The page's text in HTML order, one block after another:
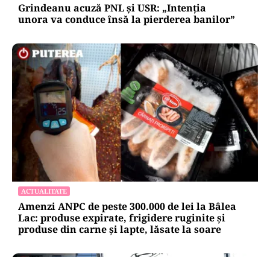
Grindeanu acuză PNL și USR: „Intenția
unora va conduce însă la pierderea banilor”
ACTUALITATE
Amenzi ANPC de peste 300.000 de lei la Bâlea
Lac: produse expirate, frigidere ruginite și
produse din carne și lapte, lăsate la soare